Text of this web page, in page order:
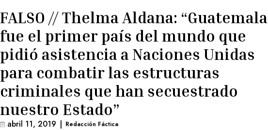
FALSO // Thelma Aldana: “Guatemala
fue el primer país del mundo que
pidió asistencia a Naciones Unidas
para combatir las estructuras
criminales que han secuestrado
nuestro Estado”
abril 11, 2019 | Redacción Fáctica